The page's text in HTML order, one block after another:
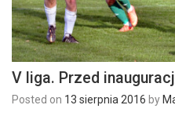
V liga. Przed
Posted on 13 sierpnia 2016 by